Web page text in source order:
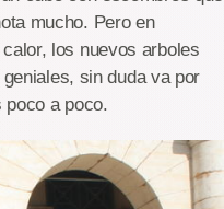
mucho. Pero en
los nuevos arboles
sin duda va por
a poco.